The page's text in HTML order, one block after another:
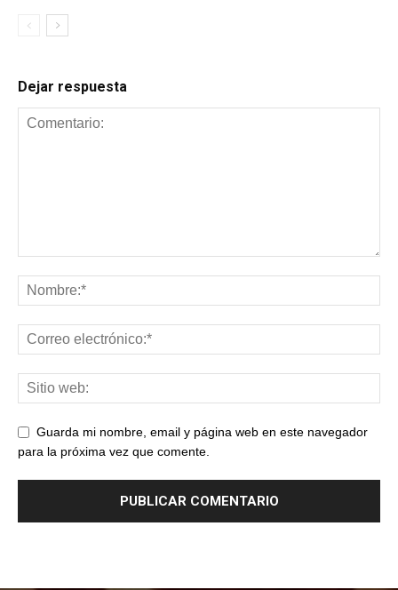
Dejar respuesta
Guarda mi nombre, email y página web en este navegador
para la próxima vez que comente.